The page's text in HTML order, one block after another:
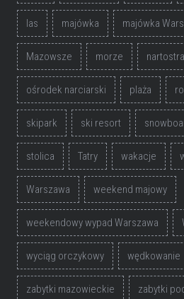
las majówka majówka
Mazowsze morze
ośrodek narciarski plaża
skipark ski resort
stolica Tatry wakacje
Warszawa weekend majowy
weekendowy wypad Warszawa
wyciąg orczykowy wędkowanie
zabytki mazowieckie zabytki